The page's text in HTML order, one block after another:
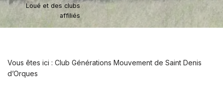
Loué et des clubs
affiliés
Vous êtes ici : Club Générations Mouvement de Saint Denis
d’Orques